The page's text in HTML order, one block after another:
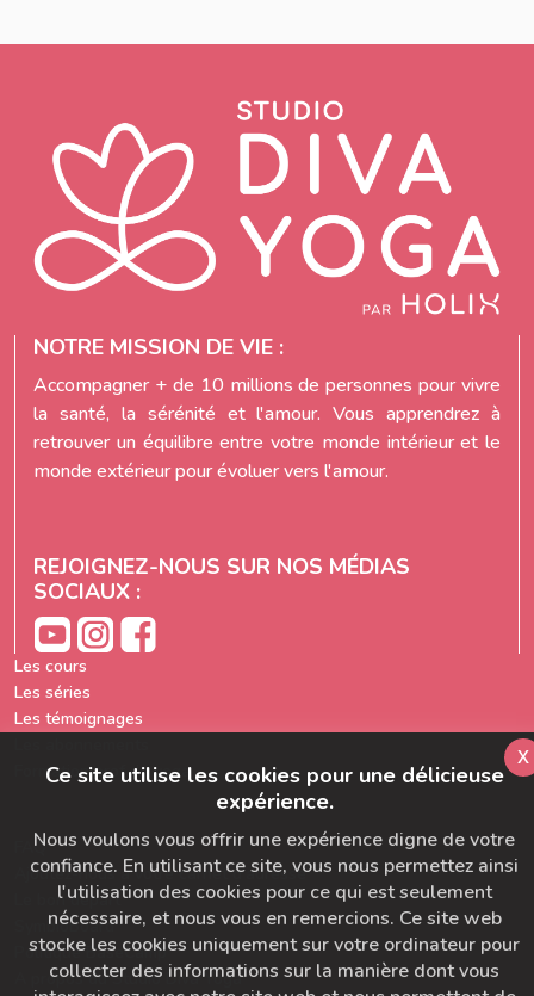
NOTRE MISSION DE VIE :
Accompagner + de 10 millions de personnes pour vivre
la santé, la sérénité et l'amour. Vous apprendrez à
retrouver un équilibre entre votre monde intérieur et le
monde extérieur pour évoluer vers l'amour.
REJOIGNEZ-NOUS SUR NOS MÉDIAS
SOCIAUX :
Les cours
Les séries
Les témoignages
Formation prof de yoga
FAQ
Ajoutez-nous à votre carnet d'adresse
Le bon départ
SymbioBoard
Politique BaseCamp
A propos du Studio Diva Yoga
Ce site utilise les cookies pour une délicieuse
expérience.
Nous voulons vous offrir une expérience digne de votre
confiance. En utilisant ce site, vous nous permettez ainsi
l'utilisation des cookies pour ce qui est seulement
nécessaire, et nous vous en remercions. Ce site web
stocke les cookies uniquement sur votre ordinateur pour
collecter des informations sur la manière dont vous
x